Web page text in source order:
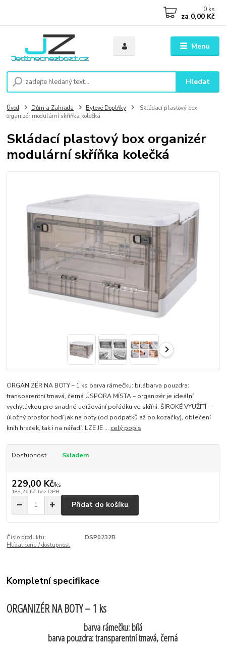
Menu
Hledat
0 ks
za 0,00 Kč
Úvod Dům a Zahrada Bytové Doplňky
Skládací plastový box
organizér modulární skříňka kolečká
Skládací plastový box organizér
modulární skříňka kolečká
ORGANIZÉR NA BOTY – 1 ks barva rámečku: bílábarva pouzdra:
transparentní tmavá, černá ÚSPORA MÍSTA – organizér je ideální
vychytávkou pro snadné udržování pořádku ve skříni. ŠIROKÉ VYUŽITÍ –
úložný prostor hodí jak na boty (od podpatků až po kozačky), oblečení
knih hraček, tak i na nářadí. LZE JE ... celý popis
Dostupnost Skladem
229,00 Kč/ks
189,26 Kč bez DPH
Přidat do košíku
Číslo produktu:
DSP0232B
Hlídat cenu / dostupnost
Kompletní specifikace
ORGANIZÉR NA BOTY – 1 ks
barva rámečku: bílá
barva pouzdra: transparentní tmavá, černá